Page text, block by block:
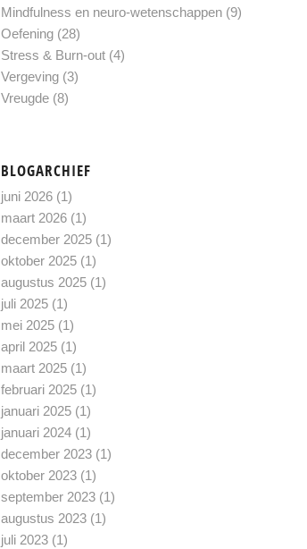
Mindfulness en neuro-wetenschappen (9)
Oefening (28)
Stress & Burn-out (4)
Vergeving (3)
Vreugde (8)
BLOGARCHIEF
juni 2026 (1)
maart 2026 (1)
december 2025 (1)
oktober 2025 (1)
augustus 2025 (1)
juli 2025 (1)
mei 2025 (1)
april 2025 (1)
maart 2025 (1)
februari 2025 (1)
januari 2025 (1)
januari 2024 (1)
december 2023 (1)
oktober 2023 (1)
september 2023 (1)
augustus 2023 (1)
juli 2023 (1)